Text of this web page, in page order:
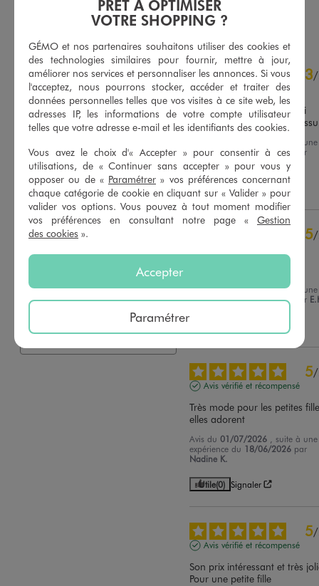
AJOUTERAU PANIER AJOUTER
4.7/5
contrôle
Voir tous les avis sur ce site
5étoiles
17
4étoiles
1
étoiles
1étoile
Trier les avis
3/
Avis vérifié et récompensé
Très joli mais fermeture qui
prend facilement dans le
, suite à une
expérience du17/07/2026
par
Marine B.
Utile Signaler
5/
Avis du23/07/2026 , suite à une
expérience du08/07/2026 par
5/
Avis vérifié et récompensé
Très mode pour les petites
elles adorent
Avis du01/07/2026
, suite à une
expérience du 18/06/2026 par
Nadine K.
Utile(0) Signaler
5/
Avis vérifié et récompensé
Son prix intéressant et très
Pour une petite fille
PRÊT À OPTIMISER
VOTRE SHOPPING ?
GÉMO et nos partenaires souhaitons utiliser des cookies et
des technologies similaires pour fournir, mettre à jour,
améliorer nos services et personnaliser les annonces. Si vous
l'acceptez, nous pourrons stocker, accéder et traiter des
données personnelles telles que vos visites à ce site web, les
adresses IP, les informations de votre compte utilisateur
telles que votre adresse e-mail et les identifiants des cookies.
Vous avez le choix d'« Accepter » pour consentir à ces
utilisations, de « Continuer sans accepter » pour vous y
opposer ou de « Paramétrer » vos préférences concernant
chaque catégorie de cookie en cliquant sur « Valider » pour
valider vos options. Vous pouvez à tout moment modifier
vos préférences en consultant notre page « Gestion
des cookies ».
Accepter
Paramétrer